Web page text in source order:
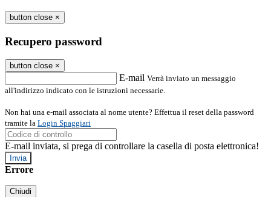
button close ×
Recupero password
button close ×
E-mail Verrà inviato un messaggio
all'indirizzo indicato con le istruzioni necessarie.
Non hai una e-mail associata al nome utente? Effettua il reset della password
tramite la Login Spaggiari
E-mail inviata, si prega di controllare la casella di posta elettronica!
Errore
Chiudi